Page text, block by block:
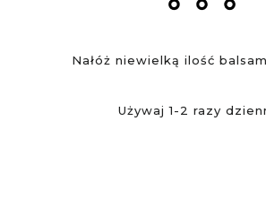
Nałóż niewielką ilość
Używaj 1-2 razy